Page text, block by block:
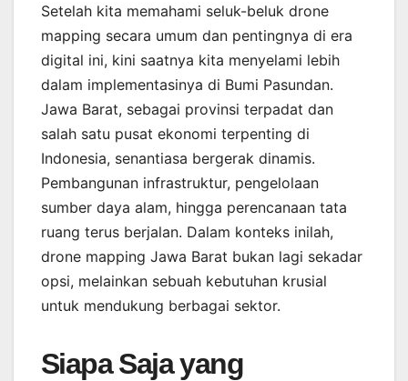
Setelah kita memahami seluk-beluk drone
mapping secara umum dan pentingnya di era
digital ini, kini saatnya kita menyelami lebih
dalam implementasinya di Bumi Pasundan.
Jawa Barat, sebagai provinsi terpadat dan
salah satu pusat ekonomi terpenting di
Indonesia, senantiasa bergerak dinamis.
Pembangunan infrastruktur, pengelolaan
sumber daya alam, hingga perencanaan tata
ruang terus berjalan. Dalam konteks inilah,
drone mapping Jawa Barat bukan lagi sekadar
opsi, melainkan sebuah kebutuhan krusial
untuk mendukung berbagai sektor.
Siapa Saja yang